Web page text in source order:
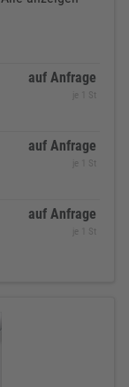
auf Anfrage
je 1 St
auf Anfrage
je 1 St
auf Anfrage
je 1 St